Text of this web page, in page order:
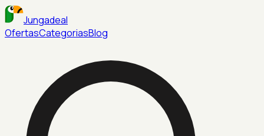
Jungadeal
OfertasCategoriasBlog